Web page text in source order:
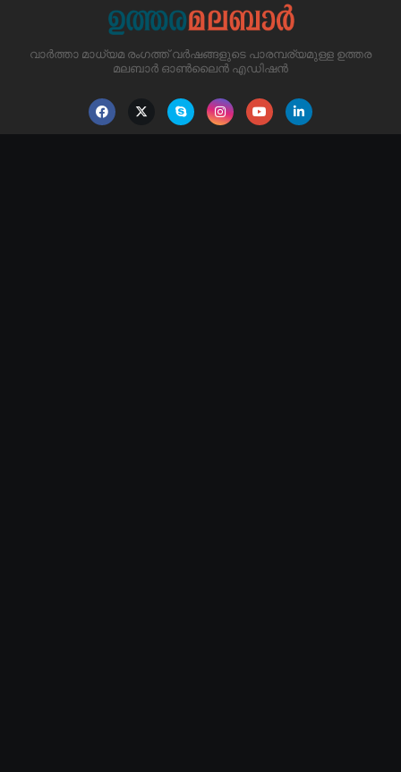
വാർത്താ മാധ്യമ രംഗത്ത് വർഷങ്ങളുടെ പാരമ്പര്യമുള്ള ഉത്തര
മലബാർ ഓൺലൈൻ എഡിഷൻ